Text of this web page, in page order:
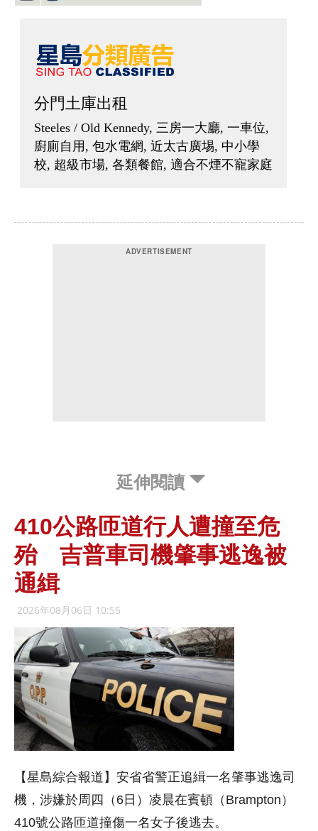
延伸閱讀
410公路匝道行人遭撞至危
殆 吉普車司機肇事逃逸被
通緝
2026年08月06日 10:55
【星島綜合報道】安省省警正追緝一名肇事逃逸司
機，涉嫌於周四（6日）凌晨在賓頓（Brampton）
410號公路匝道撞傷一名女子後逃去。